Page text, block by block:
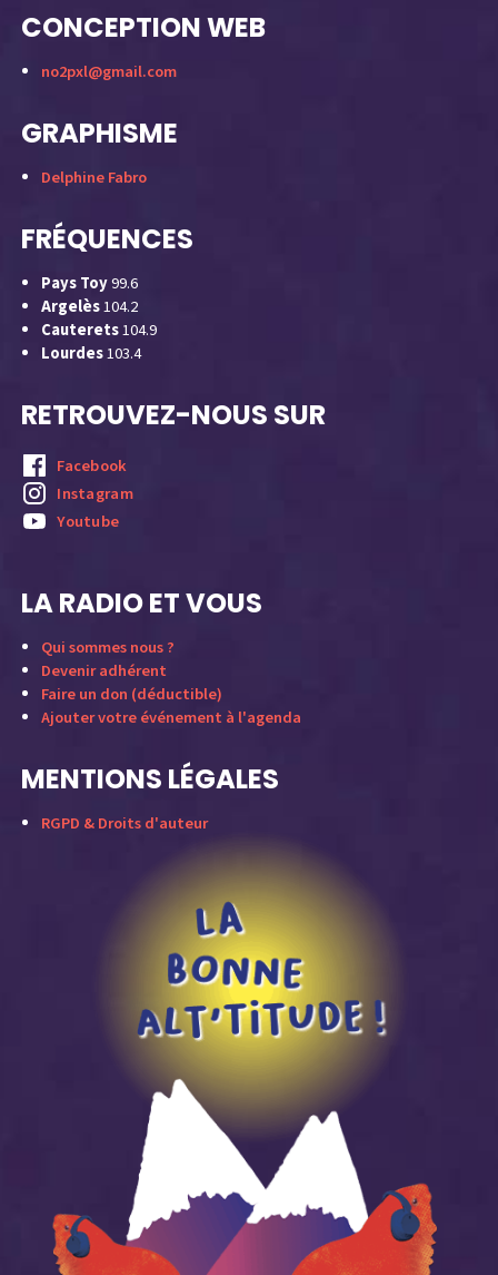
CONCEPTION WEB
no2pxl@gmail.com
GRAPHISME
Delphine Fabro
FRÉQUENCES
Pays Toy99.6
Argelès104.2
Cauterets104.9
Lourdes103.4
RETROUVEZ-NOUS SUR
Facebook
Instagram
Youtube
LA RADIO ET VOUS
Qui sommes nous ?
Devenir adhérent
Faire un don (déductible)
Ajouter votre événement à l'agenda
MENTIONS LÉGALES
RGPD & Droits d'auteur